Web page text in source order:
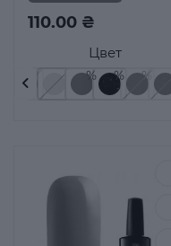
Цвет
110.00 ₴